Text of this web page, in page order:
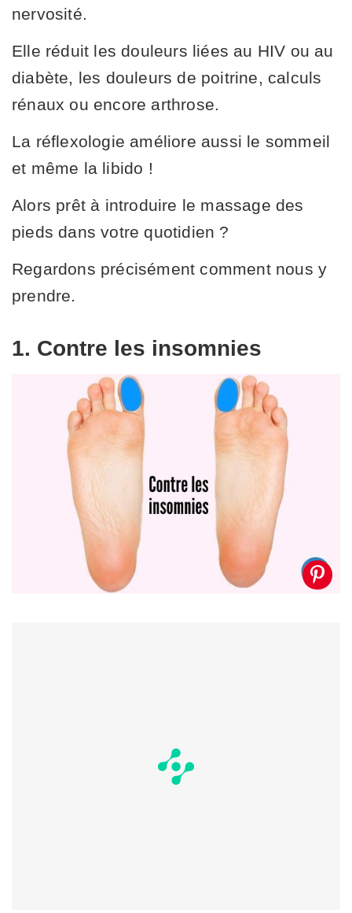
nervosité.
Elle réduit les douleurs liées au HIV ou au
diabète, les douleurs de poitrine, calculs
rénaux ou encore arthrose.
La réflexologie améliore aussi le sommeil
et même la libido !
Alors prêt à introduire le massage des
pieds dans votre quotidien ?
Regardons précisément comment nous y
prendre.
1. Contre les insomnies